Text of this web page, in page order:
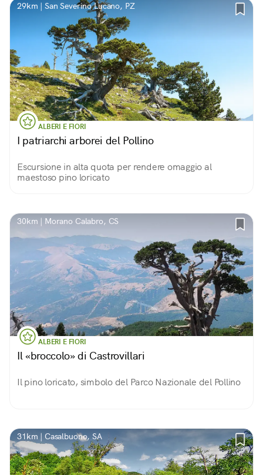
29km | San Severino Lucano, PZ
ALBERI E FIORI
I patriarchi arborei del Pollino
Escursione in alta quota per rendere omaggio al
maestoso pino loricato
30km | Morano Calabro, CS
ALBERI E FIORI
Il «broccolo» di Castrovillari
Il pino loricato, simbolo del Parco Nazionale del Pollino
31km | Casalbuono, SA